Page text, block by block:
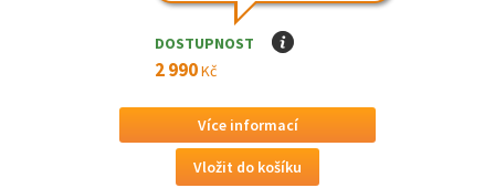
DOSTUPNOST I
2 990Kč
Více informací